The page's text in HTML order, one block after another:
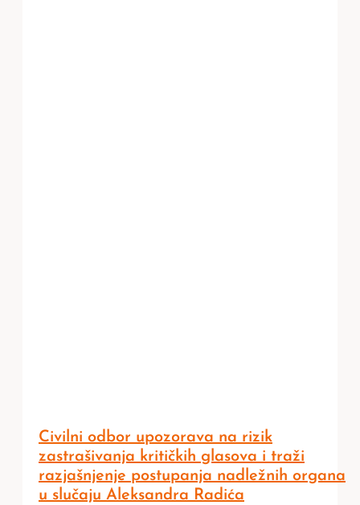
Civilni odbor upozorava na rizik
zastrašivanja kritičkih glasova i traži
razjašnjenje postupanja nadležnih organa
u slučaju Aleksandra Radića